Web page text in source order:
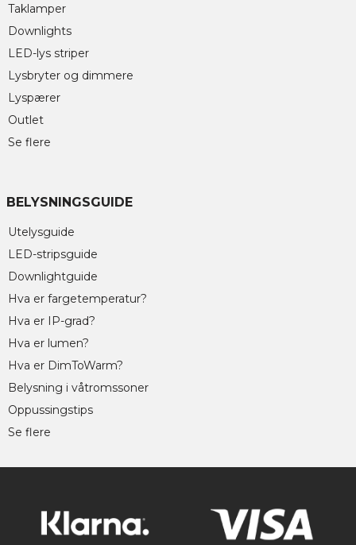
Taklamper
Downlights
LED-lys striper
Lysbryter og dimmere
Lyspærer
Outlet
Se flere
BELYSNINGSGUIDE
Utelysguide
LED-stripsguide
Downlightguide
Hva er fargetemperatur?
Hva er IP-grad?
Hva er lumen?
Hva er DimToWarm?
Belysning i våtromssoner
Oppussingstips
Se flere